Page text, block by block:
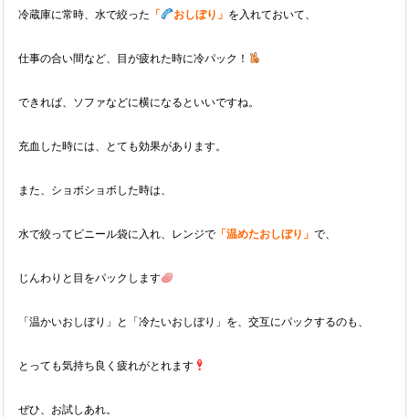
冷蔵庫に常時、水で絞った 「 おしぼり」 を入れておいて、
仕事の合い間など、目が疲れた時に冷パック！
できれば、ソファなどに横になるといいですね。
充血した時には、とても効果があります。
また、ショボショボした時は、
水で絞ってビニール袋に入れ、レンジで 「温めたおしぼり」 で、
じんわりと目をパックします
「温かいおしぼり」と「冷たいおしぼり」を、交互にパックするのも、
とっても気持ち良く疲れがとれます
ぜひ、お試しあれ。